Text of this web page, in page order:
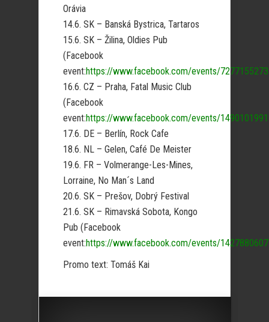
Orávia
14.6. SK – Banská Bystrica, Tartaros
15.6. SK – Žilina, Oldies Pub
(Facebook
event:https://www.facebook.com/events/
16.6. CZ – Praha, Fatal Music Club
(Facebook
event:https://www.facebook.com/events/
17.6. DE – Berlín, Rock Cafe
18.6. NL – Gelen, Café De Meister
19.6. FR – Volmerange-Les-Mines,
Lorraine, No Man´s Land
20.6. SK – Prešov, Dobrý Festival
21.6. SK – Rimavská Sobota, Kongo
Pub (Facebook
event:https://www.facebook.com/events/
Promo text: Tomáš Kai